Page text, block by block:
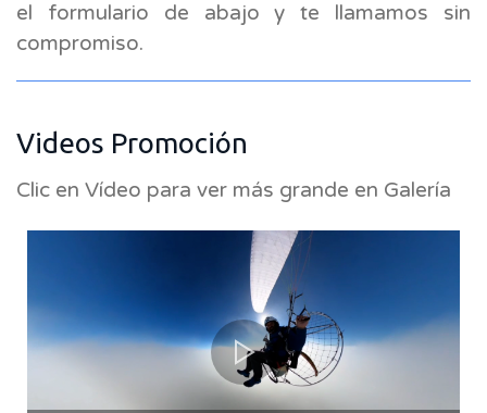
el formulario de abajo y te llamamos sin
compromiso.
Videos Promoción
Clic en Vídeo para ver más grande en Galería